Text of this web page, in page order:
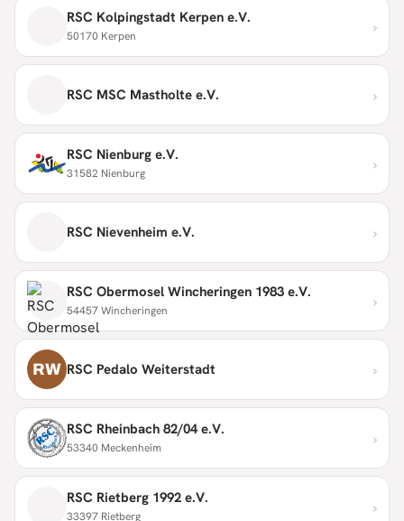
RSC Kolpingstadt Kerpen e.V.
50170 Kerpen ›
RSC MSC Mastholte e.V. ›
RSC Nienburg e.V.
31582 Nienburg ›
RSC Nievenheim e.V. ›
RSC Obermosel Wincheringen 1983 e.V.
54457 Wincheringen ›
RW RSC Pedalo Weiterstadt ›
RSC Rheinbach 82/04 e.V.
53340 Meckenheim ›
RSC Rietberg 1992 e.V.
33397 Rietberg ›